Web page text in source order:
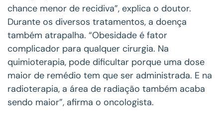
chance menor de recidiva”, explica o doutor.
Durante os diversos tratamentos, a doença
também atrapalha. “Obesidade é fator
complicador para qualquer cirurgia. Na
quimioterapia, pode dificultar porque uma dose
maior de remédio tem que ser administrada. E na
radioterapia, a área de radiação também acaba
sendo maior”, afirma o oncologista.